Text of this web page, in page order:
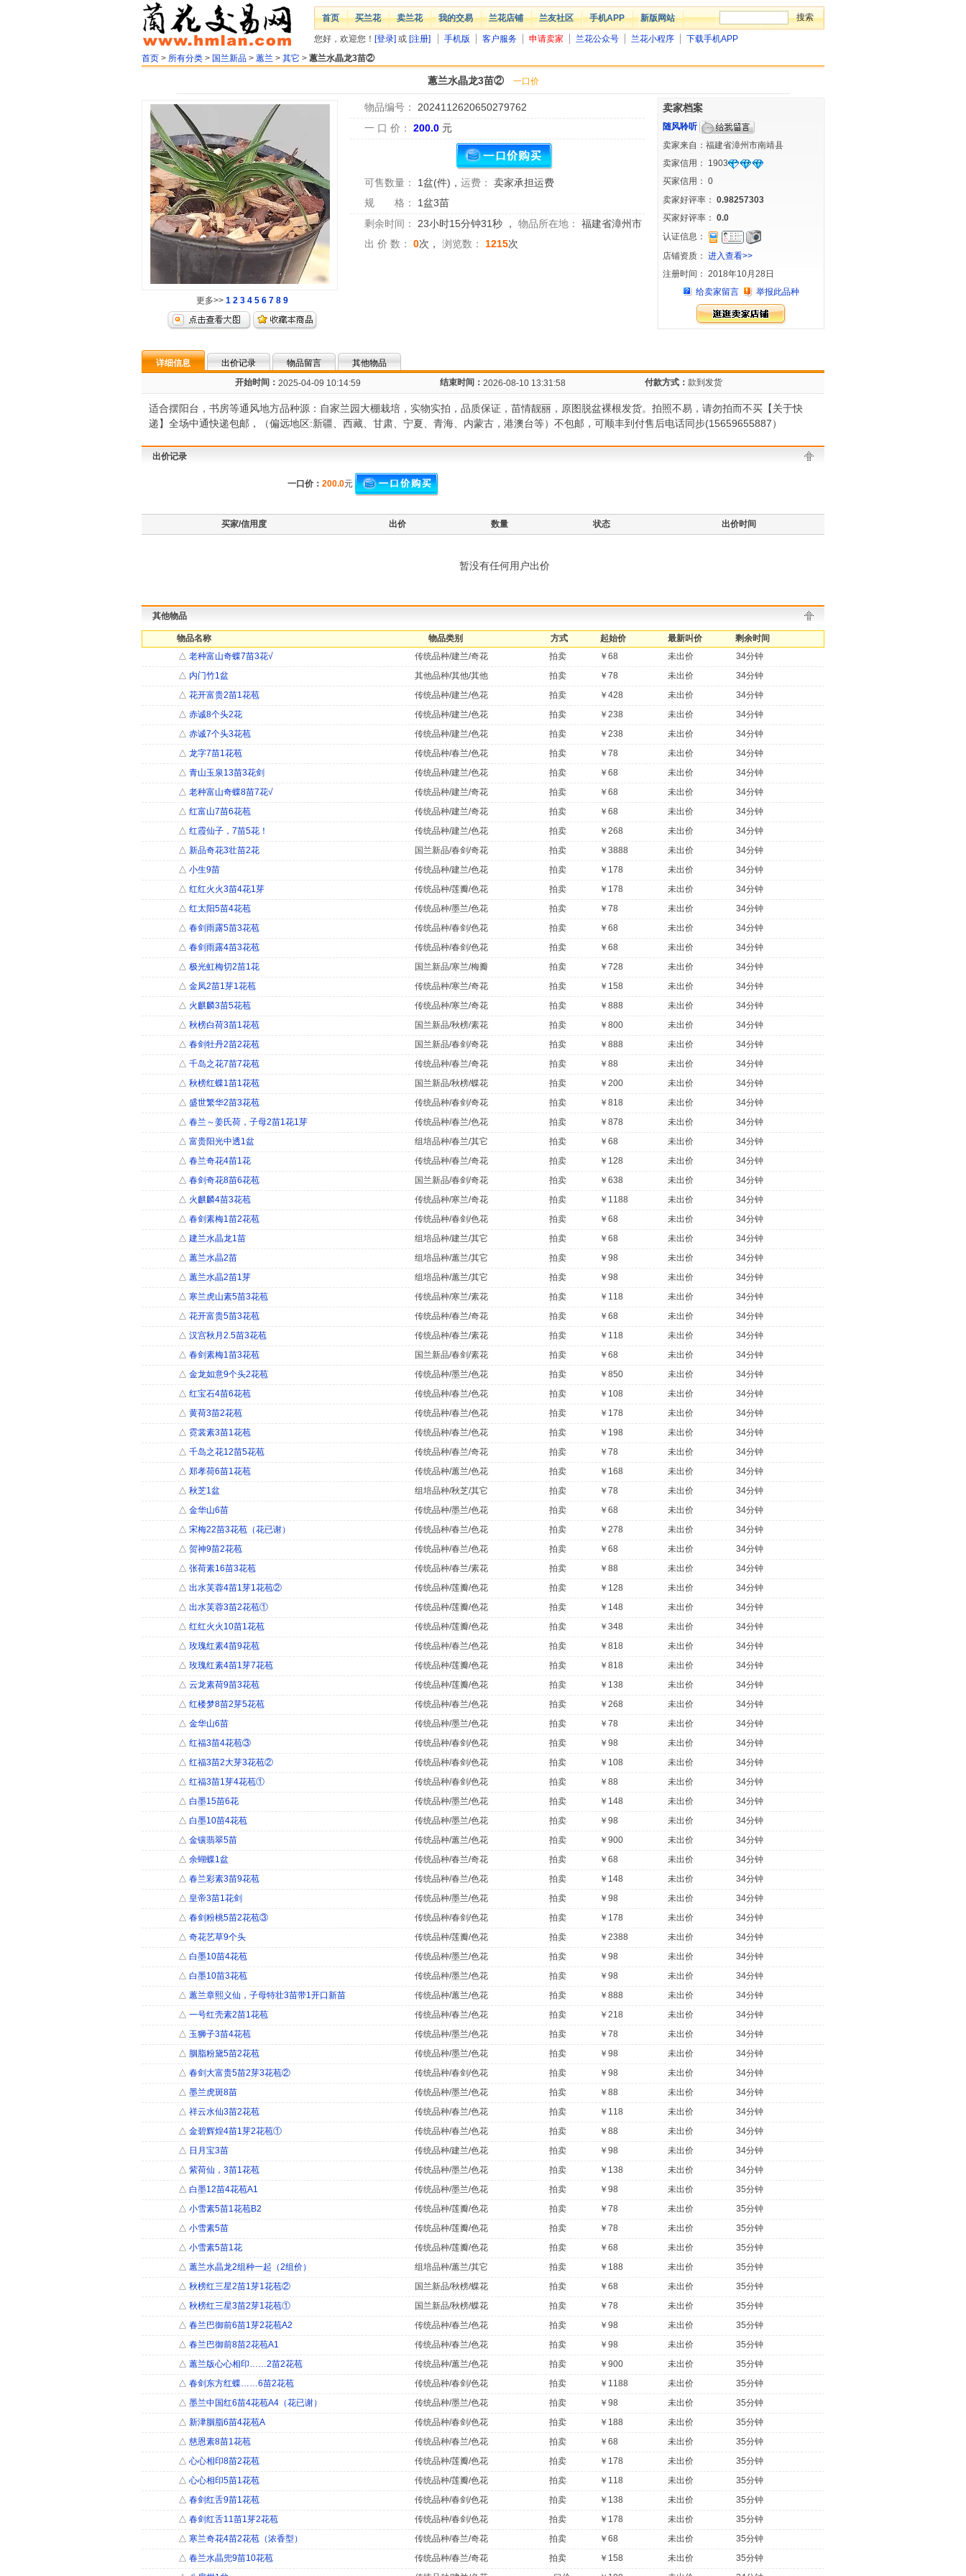
首页 买兰花 卖兰花 我的交易 兰花店铺 兰友社区 手机APP 新版网站
您好，欢迎您！ [登录] 或 [注册] 手机版 客户服务 申请卖家 兰花公众号 兰花小程序
下载手机APP
首页 > 所有分类 > 国兰新品 > 蕙兰 > 其它 > 蕙兰水晶龙3苗②
蕙兰水晶龙3苗② 一口价
更多>> 1 2 3 4 5 6 7 8 9
物品编号：
2024112620650279762
一 口 价：
200.0 元
可售数量： 1盆(件) ， 运费：
卖家承担运费
规 格：
1盆3苗
剩余时间：
23小时15分钟31秒 ， 物品所在地：
福建省漳州市
出 价 数：
0次， 浏览数： 1215次
卖家档案
随风聆听
卖家来自：福建省漳州市南靖县
卖家信用： 1903
买家信用： 0
卖家好评率： 0.98257303
买家好评率： 0.0
认证信息：
店铺资质： 进入查看>>
注册时间： 2018年10月28日
给卖家留言
举报此品种
详细信息 出价记录 物品留言
其他物品
开始时间： 2025-04-09 10:14:59 结束时间： 2026-08-10 13:31:58 付款方式： 款到发货
适合摆阳台，书房等通风地方品种源：自家兰园大棚栽培，实物实拍，品质保证，苗情靓丽，原图脱盆裸根发货。拍照不易，请勿拍而不买【关于快
递】全场中通快递包邮，（偏远地区:新疆、西藏、甘肃、宁夏、青海、内蒙古，港澳台等）不包邮，可顺丰到付售后电话同步(15659655887）
出价记录
一口价： 200.0元
买家/信用度 出价 数量 状态 出价时间
暂没有任何用户出价
其他物品
物品名称 物品类别 方式 起始价 最新叫价
剩余时间
△ 老种富山奇蝶7苗3花√ 传统品种/建兰/奇花 拍卖 ￥68 未出价
34分钟
△ 内门竹1盆 其他品种/其他/其他 拍卖 ￥78 未出价
34分钟
△ 花开富贵2苗1花苞 传统品种/建兰/色花 拍卖 ￥428 未出价
34分钟
△ 赤诚8个头2花 传统品种/建兰/色花 拍卖 ￥238 未出价
34分钟
△ 赤诚7个头3花苞 传统品种/建兰/色花 拍卖 ￥238 未出价
34分钟
△ 龙字7苗1花苞 传统品种/春兰/色花 拍卖 ￥78 未出价
34分钟
△ 青山玉泉13苗3花剑 传统品种/建兰/色花 拍卖 ￥68 未出价
34分钟
△ 老种富山奇蝶8苗7花√ 传统品种/建兰/奇花 拍卖 ￥68 未出价
34分钟
△ 红富山7苗6花苞 传统品种/建兰/奇花 拍卖 ￥68 未出价
34分钟
△ 红霞仙子，7苗5花！ 传统品种/建兰/色花 拍卖 ￥268 未出价
34分钟
△ 新品奇花3壮苗2花 国兰新品/春剑/奇花 拍卖 ￥3888 未出价
34分钟
△ 小生9苗 传统品种/建兰/色花 拍卖 ￥178 未出价
34分钟
△ 红红火火3苗4花1芽 传统品种/莲瓣/色花 拍卖 ￥178 未出价
34分钟
△ 红太阳5苗4花苞 传统品种/墨兰/色花 拍卖 ￥78 未出价
34分钟
△ 春剑雨露5苗3花苞 传统品种/春剑/色花 拍卖 ￥68 未出价
34分钟
△ 春剑雨露4苗3花苞 传统品种/春剑/色花 拍卖 ￥68 未出价
34分钟
△ 极光虹梅切2苗1花 国兰新品/寒兰/梅瓣 拍卖 ￥728 未出价
34分钟
△ 金凤2苗1芽1花苞 传统品种/寒兰/奇花 拍卖 ￥158 未出价
34分钟
△ 火麒麟3苗5花苞 传统品种/寒兰/奇花 拍卖 ￥888 未出价
34分钟
△ 秋榜白荷3苗1花苞 国兰新品/秋榜/素花 拍卖 ￥800 未出价
34分钟
△ 春剑牡丹2苗2花苞 国兰新品/春剑/奇花 拍卖 ￥888 未出价
34分钟
△ 千岛之花7苗7花苞 传统品种/春兰/奇花 拍卖 ￥88 未出价
34分钟
△ 秋榜红蝶1苗1花苞 国兰新品/秋榜/蝶花 拍卖 ￥200 未出价
34分钟
△ 盛世繁华2苗3花苞 传统品种/春剑/奇花 拍卖 ￥818 未出价
34分钟
△ 春兰～姜氏荷，子母2苗1花1芽 传统品种/春兰/色花 拍卖 ￥878 未出价
34分钟
△ 富贵阳光中透1盆 组培品种/春兰/其它 拍卖 ￥68 未出价
34分钟
△ 春兰奇花4苗1花 传统品种/春兰/奇花 拍卖 ￥128 未出价
34分钟
△ 春剑奇花8苗6花苞 国兰新品/春剑/奇花 拍卖 ￥638 未出价
34分钟
△ 火麒麟4苗3花苞 传统品种/寒兰/奇花 拍卖 ￥1188 未出价
34分钟
△ 春剑素梅1苗2花苞 传统品种/春剑/色花 拍卖 ￥68 未出价
34分钟
△ 建兰水晶龙1苗 组培品种/建兰/其它 拍卖 ￥68 未出价
34分钟
△ 蕙兰水晶2苗 组培品种/蕙兰/其它 拍卖 ￥98 未出价
34分钟
△ 蕙兰水晶2苗1芽 组培品种/蕙兰/其它 拍卖 ￥98 未出价
34分钟
△ 寒兰虎山素5苗3花苞 传统品种/寒兰/素花 拍卖 ￥118 未出价
34分钟
△ 花开富贵5苗3花苞 传统品种/春兰/奇花 拍卖 ￥68 未出价
34分钟
△ 汉宫秋月2.5苗3花苞 传统品种/春兰/素花 拍卖 ￥118 未出价
34分钟
△ 春剑素梅1苗3花苞 国兰新品/春剑/素花 拍卖 ￥68 未出价
34分钟
△ 金龙如意9个头2花苞 传统品种/墨兰/色花 拍卖 ￥850 未出价
34分钟
△ 红宝石4苗6花苞 传统品种/春兰/色花 拍卖 ￥108 未出价
34分钟
△ 黄荷3苗2花苞 传统品种/春兰/色花 拍卖 ￥178 未出价
34分钟
△ 霓裳素3苗1花苞 传统品种/春兰/色花 拍卖 ￥198 未出价
34分钟
△ 千岛之花12苗5花苞 传统品种/春兰/奇花 拍卖 ￥78 未出价
34分钟
△ 郑孝荷6苗1花苞 传统品种/蕙兰/色花 拍卖 ￥168 未出价
34分钟
△ 秋芝1盆 组培品种/秋芝/其它 拍卖 ￥78 未出价
34分钟
△ 金华山6苗 传统品种/墨兰/色花 拍卖 ￥68 未出价
34分钟
△ 宋梅22苗3花苞（花已谢） 传统品种/春兰/色花 拍卖 ￥278 未出价
34分钟
△ 贺神9苗2花苞 传统品种/春兰/色花 拍卖 ￥68 未出价
34分钟
△ 张荷素16苗3花苞 传统品种/春兰/素花 拍卖 ￥88 未出价
34分钟
△ 出水芙蓉4苗1芽1花苞② 传统品种/莲瓣/色花 拍卖 ￥128 未出价
34分钟
△ 出水芙蓉3苗2花苞① 传统品种/莲瓣/色花 拍卖 ￥148 未出价
34分钟
△ 红红火火10苗1花苞 传统品种/莲瓣/色花 拍卖 ￥348 未出价
34分钟
△ 玫瑰红素4苗9花苞 传统品种/春兰/色花 拍卖 ￥818 未出价
34分钟
△ 玫瑰红素4苗1芽7花苞 传统品种/莲瓣/色花 拍卖 ￥818 未出价
34分钟
△ 云龙素荷9苗3花苞 传统品种/莲瓣/色花 拍卖 ￥138 未出价
34分钟
△ 红楼梦8苗2芽5花苞 传统品种/春兰/色花 拍卖 ￥268 未出价
34分钟
△ 金华山6苗 传统品种/墨兰/色花 拍卖 ￥78 未出价
34分钟
△ 红福3苗4花苞③ 传统品种/春剑/色花 拍卖 ￥98 未出价
34分钟
△ 红福3苗2大芽3花苞② 传统品种/春剑/色花 拍卖 ￥108 未出价
34分钟
△ 红福3苗1芽4花苞① 传统品种/春剑/色花 拍卖 ￥88 未出价
34分钟
△ 白墨15苗6花 传统品种/墨兰/色花 拍卖 ￥148 未出价
34分钟
△ 白墨10苗4花苞 传统品种/墨兰/色花 拍卖 ￥98 未出价
34分钟
△ 金镶翡翠5苗 传统品种/蕙兰/色花 拍卖 ￥900 未出价
34分钟
△ 余蝴蝶1盆 传统品种/春兰/奇花 拍卖 ￥68 未出价
34分钟
△ 春兰彩素3苗9花苞 传统品种/春兰/色花 拍卖 ￥148 未出价
34分钟
△ 皇帝3苗1花剑 传统品种/墨兰/色花 拍卖 ￥98 未出价
34分钟
△ 春剑粉桃5苗2花苞③ 传统品种/春剑/色花 拍卖 ￥178 未出价
34分钟
△ 奇花艺草9个头 传统品种/莲瓣/色花 拍卖 ￥2388 未出价
34分钟
△ 白墨10苗4花苞 传统品种/墨兰/色花 拍卖 ￥98 未出价
34分钟
△ 白墨10苗3花苞 传统品种/墨兰/色花 拍卖 ￥98 未出价
34分钟
△ 蕙兰章熙义仙，子母特壮3苗带1开口新苗 传统品种/蕙兰/色花 拍卖 ￥888 未出价
34分钟
△ 一号红壳素2苗1花苞 传统品种/春兰/色花 拍卖 ￥218 未出价
34分钟
△ 玉狮子3苗4花苞 传统品种/墨兰/色花 拍卖 ￥78 未出价
34分钟
△ 胭脂粉黛5苗2花苞 传统品种/墨兰/色花 拍卖 ￥98 未出价
34分钟
△ 春剑大富贵5苗2芽3花苞② 传统品种/春剑/色花 拍卖 ￥98 未出价
34分钟
△ 墨兰虎斑8苗 传统品种/墨兰/色花 拍卖 ￥88 未出价
34分钟
△ 祥云水仙3苗2花苞 传统品种/春兰/色花 拍卖 ￥118 未出价
34分钟
△ 金碧辉煌4苗1芽2花苞① 传统品种/春兰/色花 拍卖 ￥88 未出价
34分钟
△ 日月宝3苗 传统品种/建兰/色花 拍卖 ￥98 未出价
34分钟
△ 紫荷仙，3苗1花苞 传统品种/墨兰/色花 拍卖 ￥138 未出价
34分钟
△ 白墨12苗4花苞A1 传统品种/墨兰/色花 拍卖 ￥98 未出价
35分钟
△ 小雪素5苗1花苞B2 传统品种/莲瓣/色花 拍卖 ￥78 未出价
35分钟
△ 小雪素5苗 传统品种/莲瓣/色花 拍卖 ￥78 未出价
35分钟
△ 小雪素5苗1花 传统品种/莲瓣/色花 拍卖 ￥68 未出价
35分钟
△ 蕙兰水晶龙2组种一起（2组价） 组培品种/蕙兰/其它 拍卖 ￥188 未出价
35分钟
△ 秋榜红三星2苗1芽1花苞② 国兰新品/秋榜/蝶花 拍卖 ￥68 未出价
35分钟
△ 秋榜红三星3苗2芽1花苞① 国兰新品/秋榜/蝶花 拍卖 ￥78 未出价
35分钟
△ 春兰巴御前6苗1芽2花苞A2 传统品种/春兰/色花 拍卖 ￥98 未出价
35分钟
△ 春兰巴御前8苗2花苞A1 传统品种/春兰/色花 拍卖 ￥98 未出价
35分钟
△ 蕙兰版心心相印……2苗2花苞 传统品种/蕙兰/色花 拍卖 ￥900 未出价
35分钟
△ 春剑东方红蝶……6苗2花苞 传统品种/春剑/色花 拍卖 ￥1188 未出价
35分钟
△ 墨兰中国红6苗4花苞A4（花已谢） 传统品种/墨兰/色花 拍卖 ￥98 未出价
35分钟
△ 新津胭脂6苗4花苞A 传统品种/春剑/色花 拍卖 ￥188 未出价
35分钟
△ 慈恩素8苗1花苞 传统品种/春兰/色花 拍卖 ￥68 未出价
35分钟
△ 心心相印8苗2花苞 传统品种/莲瓣/色花 拍卖 ￥178 未出价
35分钟
△ 心心相印5苗1花苞 传统品种/莲瓣/色花 拍卖 ￥118 未出价
35分钟
△ 春剑红舌9苗1花苞 传统品种/春剑/色花 拍卖 ￥138 未出价
35分钟
△ 春剑红舌11苗1芽2花苞 传统品种/春剑/色花 拍卖 ￥178 未出价
35分钟
△ 寒兰奇花4苗2花苞（浓香型） 传统品种/春兰/奇花 拍卖 ￥68 未出价
35分钟
△ 春兰水晶兜9苗10花苞 传统品种/春兰/奇花 拍卖 ￥158 未出价
35分钟